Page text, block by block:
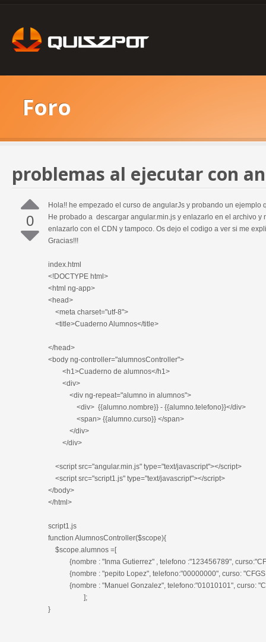
Foro
problemas al ejecutar con
0
Hola!! he empezado el curso de angularJs y probando un ejemplo
He probado a descargar angular.min.js y enlazarlo en el archivo y
enlazarlo con el CDN y tampoco. Os dejo el codigo a ver si me
Gracias!!!
index.html
<!DOCTYPE html>
<html ng-app>
<head>
<meta charset="utf-8">
<title>Cuaderno Alumnos</title>
</head>
<body ng-controller="alumnosController">
<h1>Cuaderno de alumnos</h1>
<div>
<div ng-repeat="alumno in alumnos">
<div> {{alumno.nombre}} - {{alumno.telefono}}</div>
<span> {{alumno.curso}} </span>
</div>
</div>
<script src="angular.min.js" type="text/javascript"></script>
<script src="script1.js" type="text/javascript"></script>
</body>
</html>
script1.js
function AlumnosController($scope){
$scope.alumnos =[
{nombre : "Inma Gutierrez" , telefono :"123456789",
{nombre : "pepito Lopez", telefono:"00000000", curso: "CFGS
{nombre : "Manuel Gonzalez", telefono:"01010101", curso:
];
}